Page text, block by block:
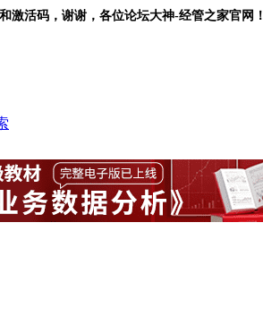
激活码，谢谢，各位论坛大神-经管之家官网！